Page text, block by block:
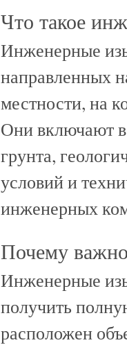
Что такое
Инженерные
направленных
местности, на
Они включают в
грунта,
условий и
инженерных
Почему
Инженерные
получить
расположен